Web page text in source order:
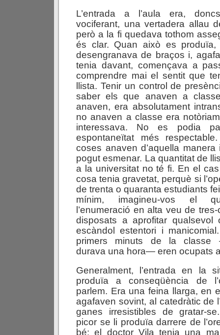
L’entrada a l’aula era,
vociferant, una vertadera allau
però a la fi quedava tothom
és clar. Quan això es
desengranava de braços i,
tenia davant, començava a
comprendre mai el sentit que
llista. Tenir un control de
saber els que anaven a
anaven, era absolutament
no anaven a classe era
interessava. No es podia
espontaneïtat més
coses anaven d’aquella
pogut esmenar. La quantitat de
a la universitat no té fi. En el
cosa tenia gravetat, perquè si
de trenta o quaranta estudiants
mínim, imagineu-vos el
l’enumeració en alta veu de
disposats a aprofitar
escàndol estentori i
primers minuts de la classe
durava una hora— eren ocupats
Generalment, l’entrada en la
produïa a conseqüència de
parlem. Era una feina llarga, en
agafaven sovint, al catedràtic de
ganes irresistibles de gratar-
picor se li produïa darrere de
bé: el doctor Vila tenia una